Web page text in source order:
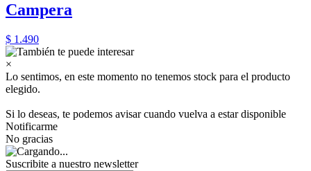
Campera
$ 1.490
×
Lo sentimos, en este momento no tenemos stock para el producto
elegido.
Si lo deseas, te podemos avisar cuando vuelva a estar disponible
Notificarme
No gracias
Suscribite a nuestro newsletter